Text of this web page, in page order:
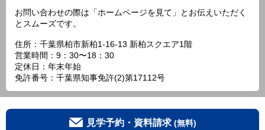
お問い合わせの際は「ホームページを見て」とお伝えいただく
とスムーズです。
住所：千葉県柏市新柏1-16-13 新柏スクエア1階
営業時間：9：30〜18：30
定休日：年末年始
免許番号：千葉県知事免許(2)第17112号
見学予約・資料請求 (無料)